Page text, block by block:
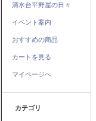
清水台平野屋の日々
イベント案内
おすすめの商品
カートを見る
マイページへ
カテゴリ